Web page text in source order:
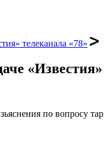
телеканала «78»
по вопросу